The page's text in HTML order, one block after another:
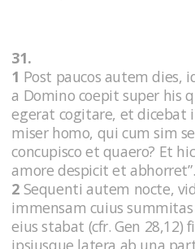
31.
1 Post paucos autem dies,
a Domino coepit super his
egerat cogitare, et dicebat
miser homo, qui cum sim
concupisco et quaero? Et
amore despicit et abhorret”.
2 Sequenti autem nocte,
immensam cuius
eius stabat (cfr. Gen 28,12)